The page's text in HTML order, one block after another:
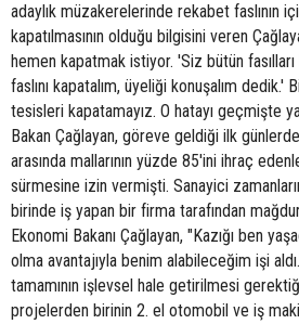
adaylık müzakerelerinde rekabet faslının
kapatılmasının olduğu bilgisini veren
hemen kapatmak istiyor. 'Siz bütün
faslını kapatalım, üyeliği konuşalım dedik.'
tesisleri kapatamayız. O hatayı geçmişte
Bakan Çağlayan, göreve geldiği ilk
arasında mallarının yüzde 85'ini ihraç
sürmesine izin vermişti. Sanayici
birinde iş yapan bir firma tarafından
Ekonomi Bakanı Çağlayan, "Kazığı ben
olma avantajıyla benim alabileceğim işi
tamamının işlevsel hale getirilmesi
projelerden birinin 2. el otomobil ve iş